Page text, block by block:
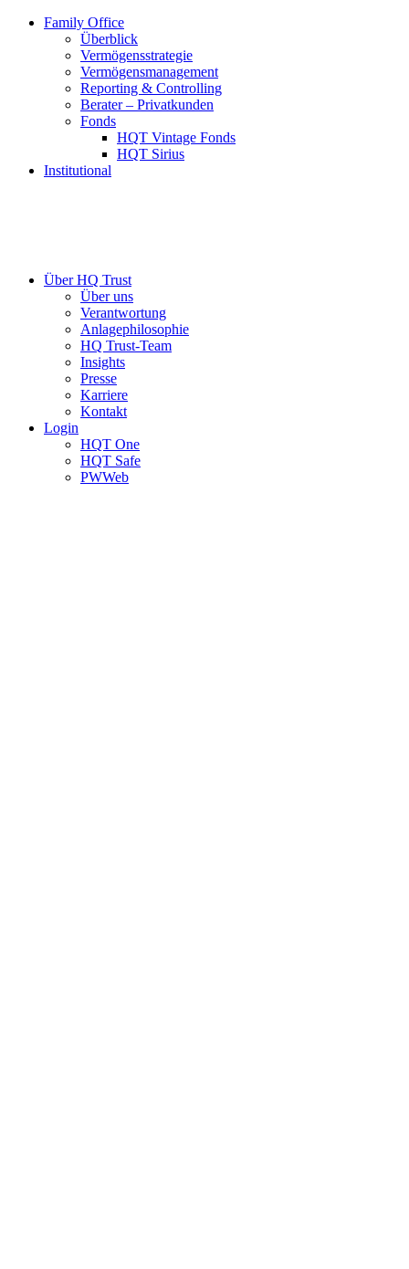
Family Office
Überblick
Vermögensstrategie
Vermögensmanagement
Reporting & Controlling
Berater – Privatkunden
Fonds
HQT Vintage Fonds
HQT Sirius
Institutional
Über HQ Trust
Über uns
Verantwortung
Anlagephilosophie
HQ Trust-Team
Insights
Presse
Karriere
Kontakt
Login
HQT One
HQT Safe
PWWeb